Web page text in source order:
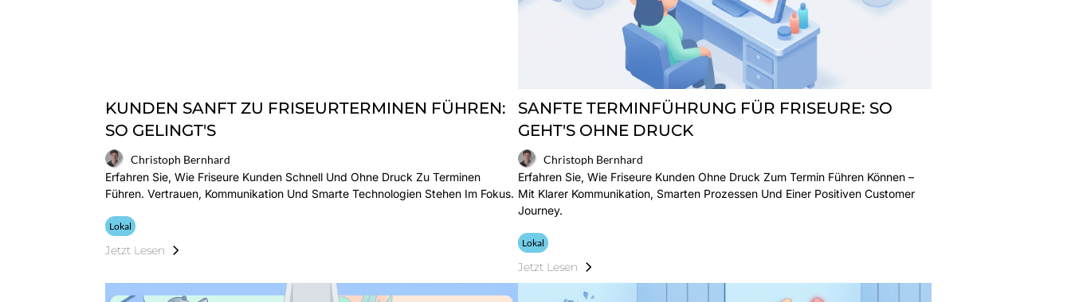
KUNDEN SANFT ZU FRISEURTERMINEN FÜHREN:
SO GELINGT'S
Christoph Bernhard
Erfahren Sie, Wie Friseure Kunden Schnell Und Ohne Druck Zu Terminen
Führen. Vertrauen, Kommunikation Und Smarte Technologien Stehen Im Fokus.
Lokal
Jetzt Lesen
SANFTE TERMINFÜHRUNG FÜR FRISEURE: SO
GEHT'S OHNE DRUCK
Christoph Bernhard
Erfahren Sie, Wie Friseure Kunden Ohne Druck Zum Termin Führen Können –
Mit Klarer Kommunikation, Smarten Prozessen Und Einer Positiven Customer
Journey.
Lokal
Jetzt Lesen